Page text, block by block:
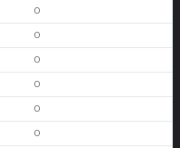
0
0
0
0
0
0